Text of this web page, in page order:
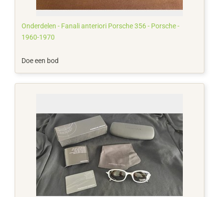
Onderdelen - Fanali anteriori Porsche 356 - Porsche -
1960-1970
Doe een bod